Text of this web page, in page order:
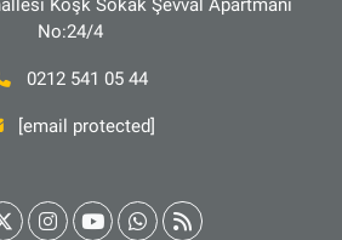
Köşk Sokak Şevval Apartmanı
No:24/4
0212 541 05 44
[email protected]